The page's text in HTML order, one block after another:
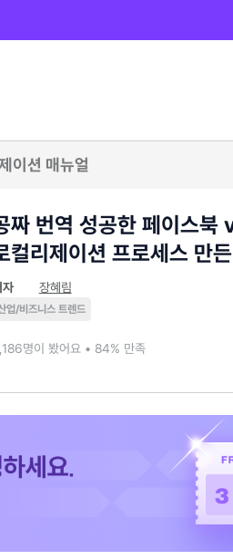
이션 매뉴얼
짜 번역 성공한 페이스북
컬리제이션 프로세스 만
자 장혜림
업/비즈니스 트렌드
명이 봤어요 • 84% 만족